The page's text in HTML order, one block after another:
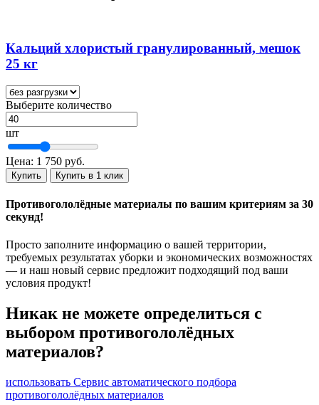
Кальций хлористый гранулированный, мешок
25 кг
Выберите количество
шт
Цена: 1 750 руб.
Купить Купить в 1 клик
Противогололёдные материалы по вашим критериям за 30
секунд!
Просто заполните информацию о вашей территории,
требуемых результатах уборки и экономических возможностях
— и наш новый сервис предложит подходящий под ваши
условия продукт!
Никак не можете определиться с
выбором противогололёдных
материалов?
использовать Сервис автоматического подбора
противогололёдных материалов